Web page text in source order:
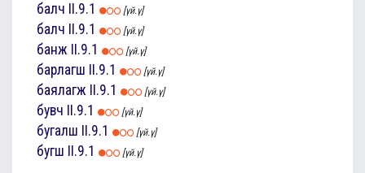
балч II.9.1 [үй.ү]
балч II.9.1 [үй.ү]
банж II.9.1 [үй.ү]
барлагш II.9.1 [үй.ү]
баялагж II.9.1 [үй.ү]
бувч II.9.1 [үй.ү]
бугалш II.9.1 [үй.ү]
бугш II.9.1 [үй.ү]